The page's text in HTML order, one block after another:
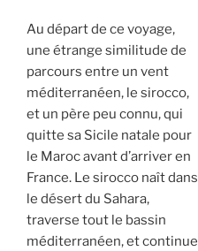
Au départ de ce voyage,
une étrange similitude de
parcours entre un vent
méditerranéen, le sirocco,
et un père peu connu, qui
quitte sa Sicile natale pour
le Maroc avant d’arriver en
France. Le sirocco naît dans
le désert du Sahara,
traverse tout le bassin
méditerranéen, et continue